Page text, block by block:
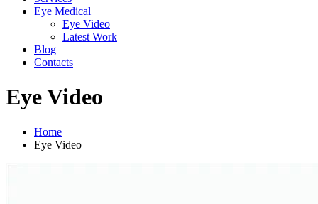
Eye Medical
Eye Video
Latest Work
Blog
Contacts
Eye Video
Home
Eye Video